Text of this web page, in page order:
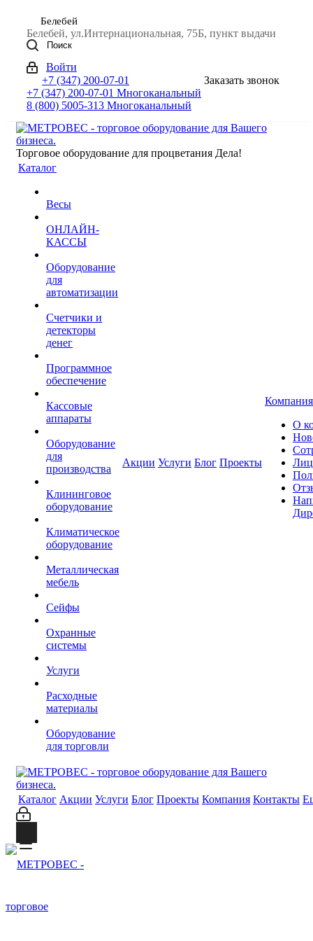
Белебей
Белебей, ул.Интернациональная, 75Б, пункт выдачи
Поиск
Войти
+7 (347) 200-07-01
+7 (347) 200-07-01 Многоканальный
8 (800) 5005-313 Многоканальный
Заказать звонок
Торговое оборудование для процветания Дела!
Каталог
Весы
ОНЛАЙН-
КАССЫ
Оборудование
для
автоматизации
Счетчики и
детекторы
денег
Программное
обеспечение
Кассовые
аппараты
Оборудование
для
производства
Клининговое
оборудование
Климатическое
оборудование
Металлическая
мебель
Сейфы
Охранные
системы
Услуги
Расходные
материалы
Оборудование
для торговли
Акции Услуги Блог Проекты
Компания
О
Каталог Акции Услуги Блог Проекты Компания Контакты